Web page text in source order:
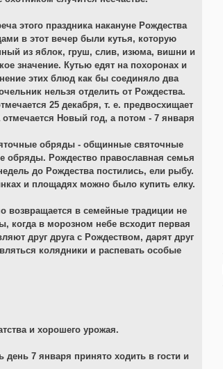
этого праздника накануне Рождества
в этот вечер были кутья, которую
из яблок, груш, слив, изюма, вишни и
значение. Кутью едят на похоронах и
этих блюд как бы соединяло два
нельзя отделить от Рождества.
25 декабря, т. е. предвосхищает
Новый год, а потом - 7 января
обряды - общинные святочные
обряды. Рождество православная семья
до Рождества постились, ели рыбу.
и площадях можно было купить елку.
возвращается в семейные традиции не
когда в морозном небе всходит первая
друг друга с Рождеством, дарят друг
колядники и распевать особые
и хорошего урожая.
7 января принято ходить в гости и